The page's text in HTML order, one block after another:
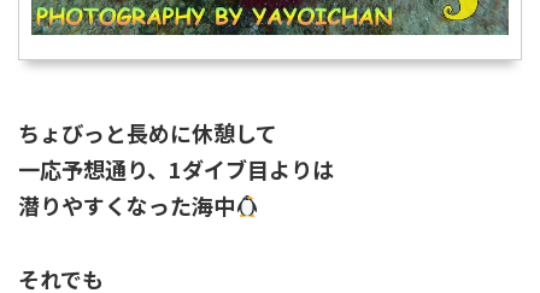
ちょびっと長めに休憩して
一応予想通り、1ダイブ目よりは
潜りやすくなった海中
それでも